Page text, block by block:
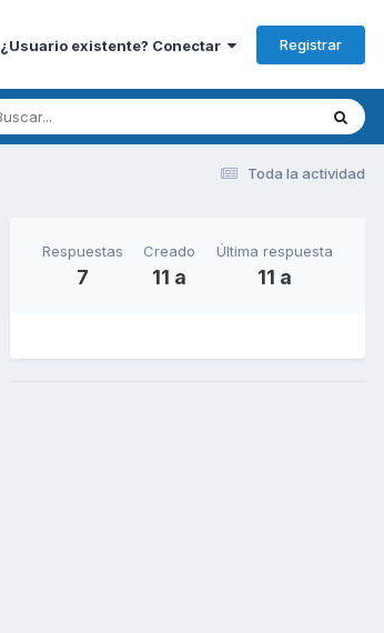
¿Usuario existente? Conectar Registrar
Toda la actividad
Respuestas
7
Creado
11 a
Última respuesta
11 a